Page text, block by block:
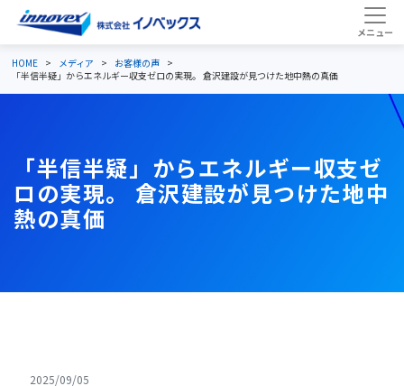
HOME メディア
お客様の声
「半信半疑」からエネルギー収支ゼロの実現。 倉沢建設が見つけた地中熱の真価
「半信半疑」からエネルギー収支ゼ
ロの実現。 倉沢建設が見つけた地中
熱の真価
2025/09/05